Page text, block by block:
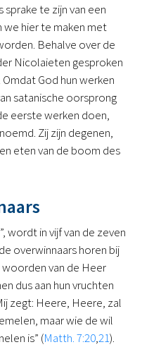
te zijn van een
we hier te maken met
Behalve over de
Nicolaieten gesproken
God hun werken
satanische oorsprong
eerste werken doen,
Zij zijn degenen,
eten van de boom des
wordt in vijf van de zeven
overwinnaars horen bij
van de Heer
dus aan hun vruchten
zegt: Heere, Heere, zal
maar wie de wil
is” (Matth. 7:20,21).